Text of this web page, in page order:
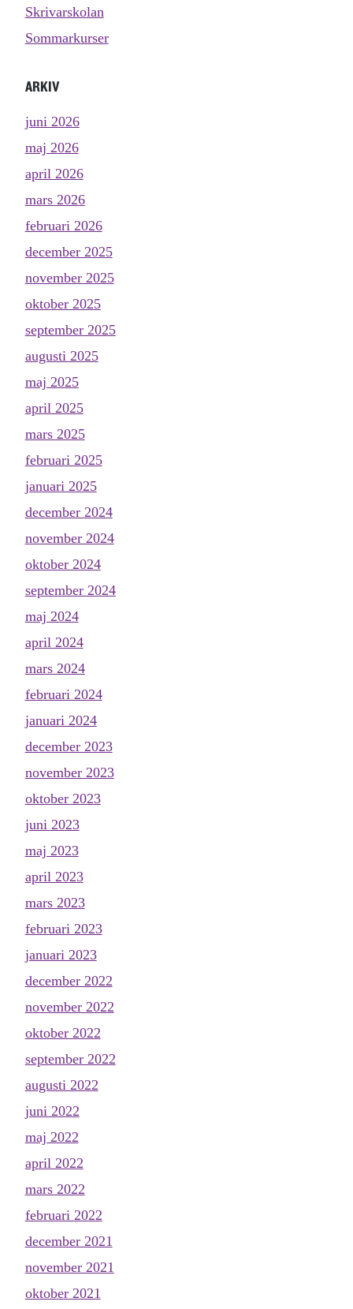
Skrivarskolan
Sommarkurser
ARKIV
juni 2026
maj 2026
april 2026
mars 2026
februari 2026
december 2025
november 2025
oktober 2025
september 2025
augusti 2025
maj 2025
april 2025
mars 2025
februari 2025
januari 2025
december 2024
november 2024
oktober 2024
september 2024
maj 2024
april 2024
mars 2024
februari 2024
januari 2024
december 2023
november 2023
oktober 2023
juni 2023
maj 2023
april 2023
mars 2023
februari 2023
januari 2023
december 2022
november 2022
oktober 2022
september 2022
augusti 2022
juni 2022
maj 2022
april 2022
mars 2022
februari 2022
december 2021
november 2021
oktober 2021